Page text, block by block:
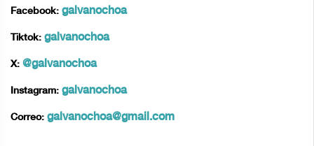
Facebook: galvanochoa
Tiktok: galvanochoa
X: @galvanochoa
Instagram: galvanochoa
Correo: galvanochoa@gmail.com